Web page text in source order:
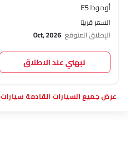
أومودا E5
السعر قريبًا
الإطلاق المتوقع Oct, 2026
نبهني عند الاطلاق
السيارات القادمة سيارات